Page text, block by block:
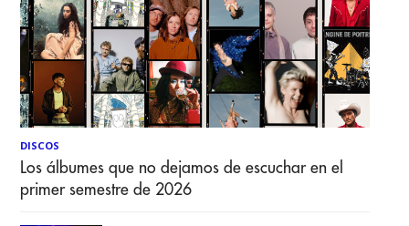
DISCOS
Los álbumes que no dejamos de escuchar en el
primer semestre de 2026